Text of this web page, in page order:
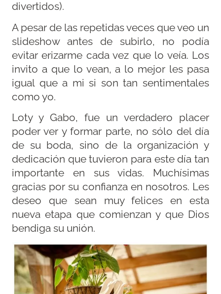
divertidos).
A pesar de las repetidas veces que veo un
slideshow antes de subirlo, no podía
evitar erizarme cada vez que lo veía. Los
invito a que lo vean, a lo mejor les pasa
igual que a mi si son tan sentimentales
como yo.
Loty y Gabo, fue un verdadero placer
poder ver y formar parte, no sólo del día
de su boda, sino de la organización y
dedicación que tuvieron para este día tan
importante en sus vidas. Muchísimas
gracias por su confianza en nosotros. Les
deseo que sean muy felices en esta
nueva etapa que comienzan y que Dios
bendiga su unión.